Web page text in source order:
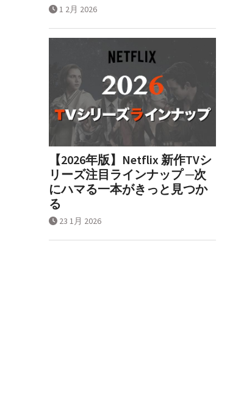
1 2月 2026
【2026年版】Netflix 新作TVシ
リーズ注目ラインナップ ─次
にハマる一本がきっと見つか
る
23 1月 2026